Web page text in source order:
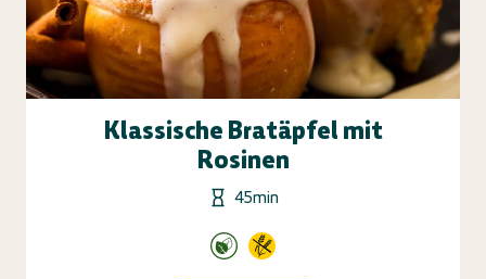
Klassische Bratäpfel mit
Rosinen
45min